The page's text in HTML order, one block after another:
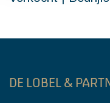
DE LOBEL &